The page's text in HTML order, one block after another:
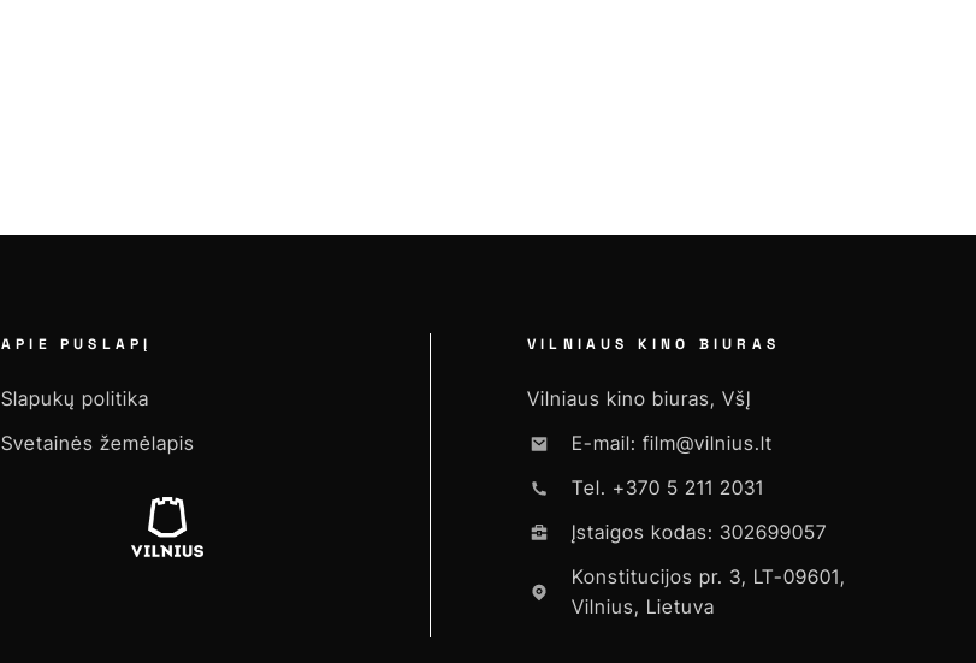
APIE PUSLAPĮ
Slapukų politika
Svetainės žemėlapis
VILNIAUS KINO BIURAS
Vilniaus kino biuras, VšĮ
E-mail: film@vilnius.lt
Tel. +370 5 211 2031
Įstaigos kodas: 302699057
Konstitucijos pr. 3, LT-09601,
Vilnius, Lietuva